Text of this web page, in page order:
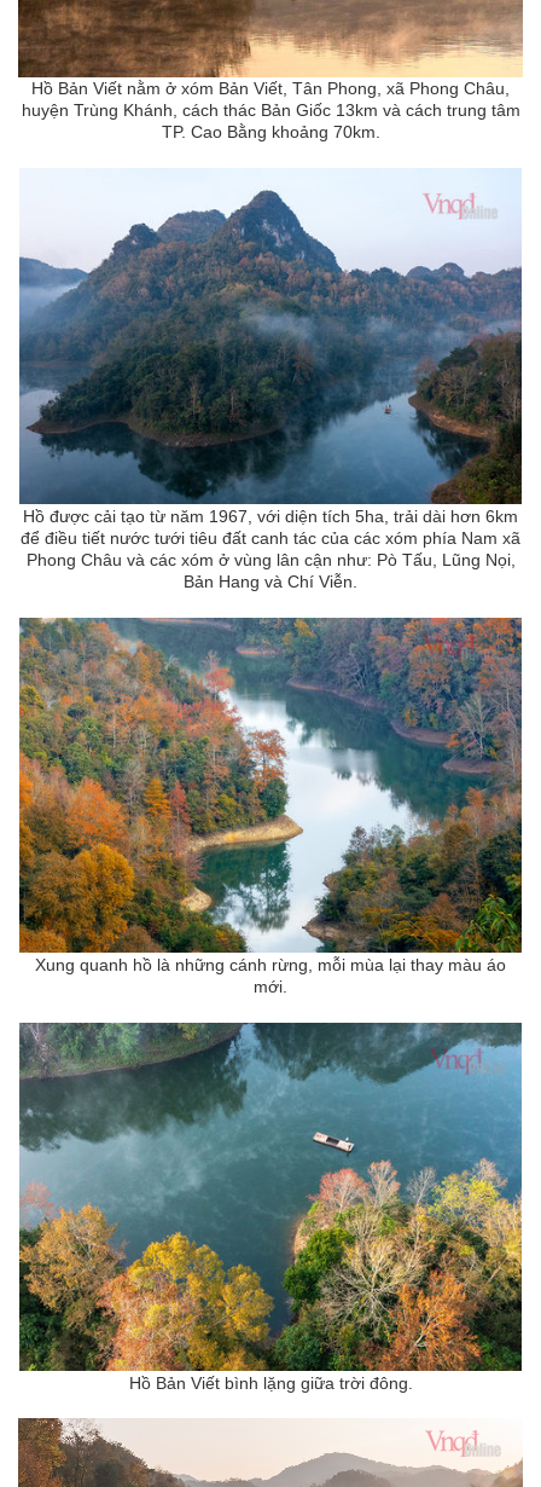
Hồ Bản Viết nằm ở xóm Bản Viết, Tân Phong, xã Phong Châu,
huyện Trùng Khánh, cách thác Bản Giốc 13km và cách trung tâm
TP. Cao Bằng khoảng 70km.
Hồ được cải tạo từ năm 1967, với diện tích 5ha, trải dài hơn 6km
để điều tiết nước tưới tiêu đất canh tác của các xóm phía Nam xã
Phong Châu và các xóm ở vùng lân cận như: Pò Tấu, Lũng Nọi,
Bản Hang và Chí Viễn.
Xung quanh hồ là những cánh rừng, mỗi mùa lại thay màu áo
mới.
Hồ Bản Viếtbình lặng giữa trời đông.